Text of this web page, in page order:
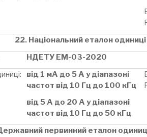
22. Національний еталон
НДЕТУ ЕМ-03-2020
від 1 мА до 5 А у діапазоні
частот від 10 Гц до 100 кГц
від 5 А до 20 А у діапазоні
частот від 10 Гц до 50 кГц
первинний еталон